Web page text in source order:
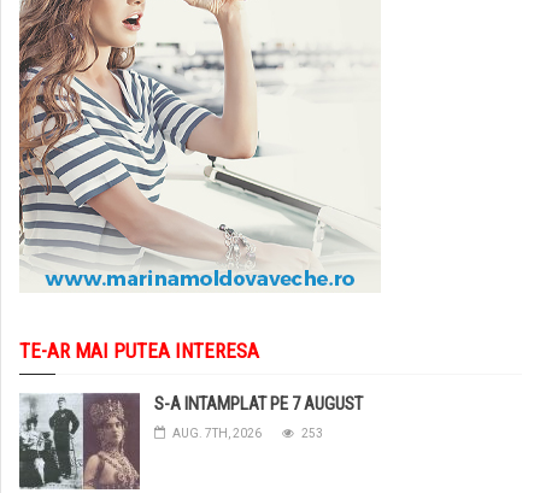
TE-AR MAI PUTEA INTERESA
S-A INTAMPLAT PE 7 AUGUST
AUG. 7TH, 2026 253